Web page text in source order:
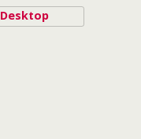
Desktop